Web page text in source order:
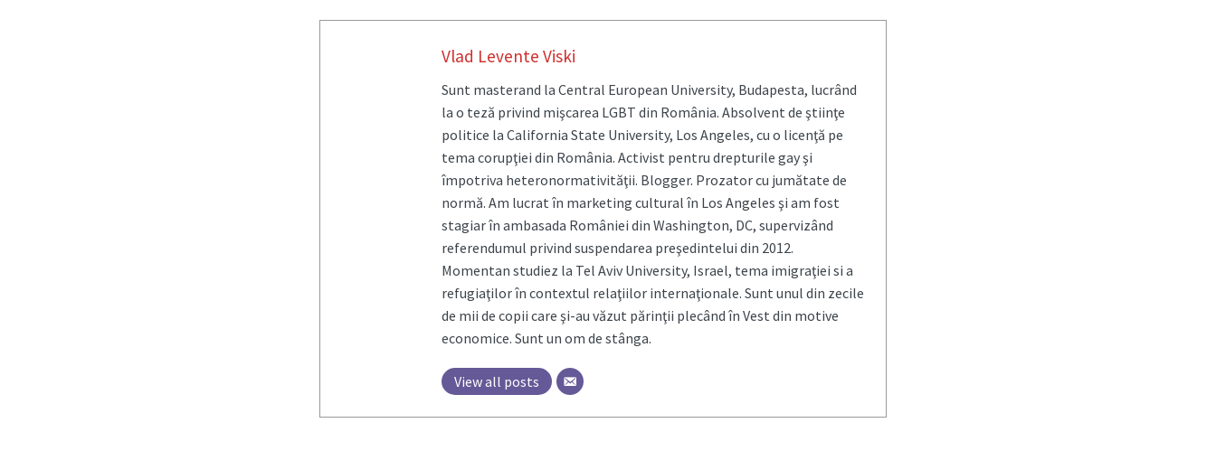
Vlad Levente Viski
Sunt masterand la Central European University, Budapesta, lucrând
la o teză privind mişcarea LGBT din România. Absolvent de ştiinţe
politice la California State University, Los Angeles, cu o licenţă pe
tema corupţiei din România. Activist pentru drepturile gay şi
împotriva heteronormativităţii. Blogger. Prozator cu jumătate de
normă. Am lucrat în marketing cultural în Los Angeles şi am fost
stagiar în ambasada României din Washington, DC, supervizând
referendumul privind suspendarea preşedintelui din 2012.
Momentan studiez la Tel Aviv University, Israel, tema imigraţiei si a
refugiaţilor în contextul relaţiilor internaţionale. Sunt unul din zecile
de mii de copii care şi-au văzut părinţii plecând în Vest din motive
economice. Sunt un om de stânga.
View all posts